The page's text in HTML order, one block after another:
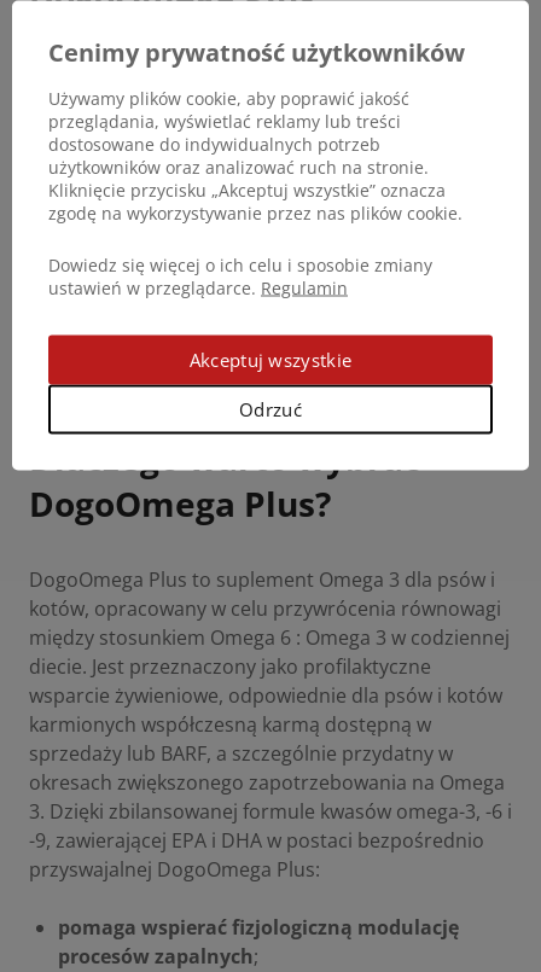
Dieta BARF dla psów i kotów nie gwarantuje
automatycznie prawidłowej równowagi między
kwasami omega-6 i omega-3. Mięso dostarcza
znacznych ilości kwasów omega-6, natomiast
spożycie długołańcuchowych kwasów omega-3 może
być zmienne i nieustandaryzowane. Suplementacja
3 dla psów i kotów, w tym właśnie DogoOmega Plus,
pomaga utrzymać bardziej zrównoważony profil
lipidowy, wspierając skórę, stawy i układ
odpornościowy nawet u zwierząt karmionych
surową żywnością.
Dlaczego warto wybrać
DogoOmega Plus?
DogoOmega Plus to suplement Omega 3 dla psów i
kotów, opracowany w celu przywrócenia równowagi
między stosunkiem Omega 6 : Omega 3 w codziennej
diecie. Jest przeznaczony jako profilaktyczne
wsparcie żywieniowe, odpowiednie dla psów i kotów
karmionych współczesną karmą dostępną w
sprzedaży lub BARF, a szczególnie przydatny w
okresach zwiększonego zapotrzebowania na Omega
3. Dzięki zbilansowanej formule kwasów omega-3, -6 i
-9, zawierającej EPA i DHA w postaci bezpośrednio
przyswajalnej DogoOmega Plus:
pomaga wspierać fizjologiczną modulację
procesów zapalnych;
Cenimy prywatność użytkowników
Używamy plików cookie, aby poprawić jakość
przeglądania, wyświetlać reklamy lub treści
dostosowane do indywidualnych potrzeb
użytkowników oraz analizować ruch na stronie.
Kliknięcie przycisku „Akceptuj wszystkie” oznacza
zgodę na wykorzystywanie przez nas plików cookie.
Dowiedz się więcej o ich celu i sposobie zmiany
ustawień w przeglądarce. Regulamin
Odrzuć
Akceptuj wszystkie